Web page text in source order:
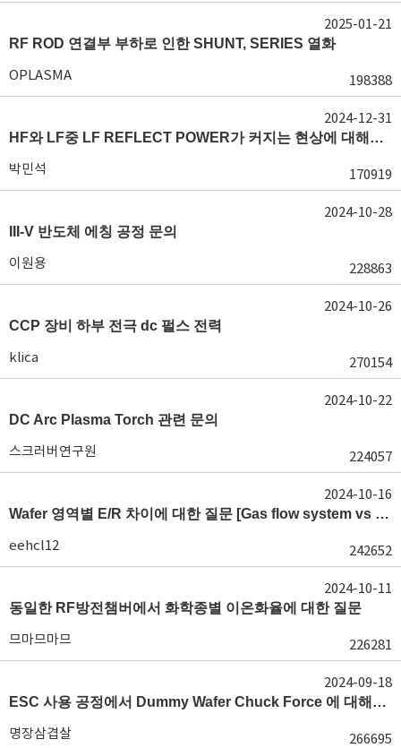
RF ROD 연결부 부하로 인한 SHUNT, SERIES 열화
OPLASMA 198388
2025-01-21
HF와 LF중 LF REFLECT POWER가 커지는 현상에 대해서 도움이 필요합니다.
박민석 170919
2024-12-31
III-V 반도체 에칭 공정 문의
이원용 228863
2024-10-28
CCP 장비 하부 전극 dc 펄스 전력
klica 270154
2024-10-26
DC Arc Plasma Torch 관련 문의
스크러버연구원 224057
2024-10-22
Wafer 영역별 E/R 차이에 대한 질문 [Gas flow system vs E/R]
eehcl12 242652
2024-10-16
동일한 RF방전챔버에서 화학종별 이온화율에 대한 질문
므마므마므 226281
2024-10-11
ESC 사용 공정에서 Dummy Wafer Chuck Force 에 대해서 궁급합니다
명장삼겹살 266695
2024-09-18